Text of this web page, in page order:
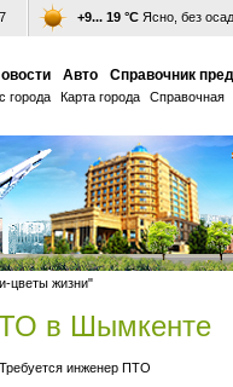
+9... 19 °С Ясно, без
Авто Справочник
города Карта города Справочная
цветы жизни"
в Шымкенте
Требуется инженер ПТО